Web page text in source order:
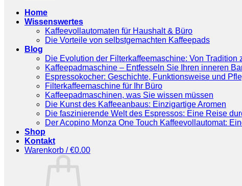
Home
Wissenswertes
Kaffeevollautomaten für Haushalt & Büro
Die Vorteile von selbstgemachten Kaffeepads
Blog
Die Evolution der Filterkaffeemaschine: Von Tradition
Kaffeepadmaschine – Entfesseln Sie Ihren inneren
Espressokocher: Geschichte, Funktionsweise und
Filterkaffeemaschine für Ihr Büro
Kaffeepadmaschinen, was Sie wissen müssen
Die Kunst des Kaffeeanbaus: Einzigartige Aromen
Die faszinierende Welt des Espressos: Eine Reise
Der Acopino Monza One Touch Kaffeevollautomat:
Shop
Kontakt
Warenkorb /€0.00